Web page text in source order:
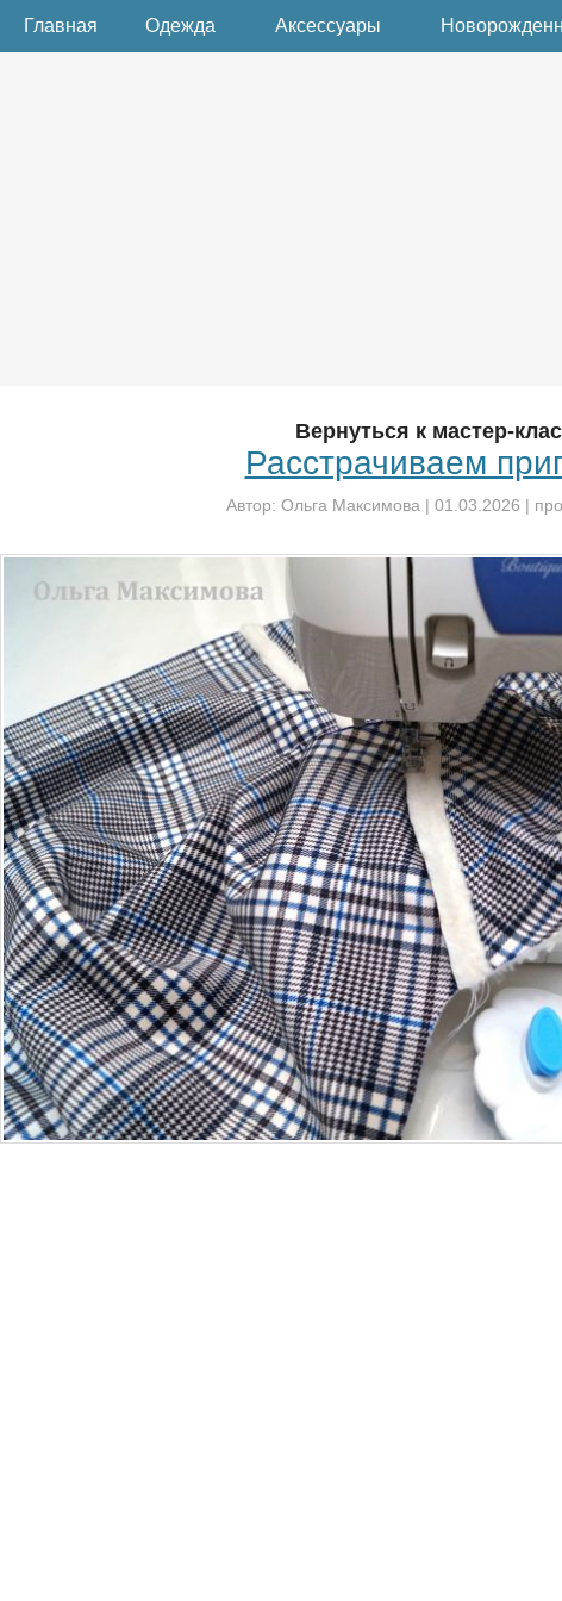
Главная Одежда Аксессуары
Вернуться к мастер-
Расстрачиваем
Автор: Ольга Максимова | 01.03.2026 |